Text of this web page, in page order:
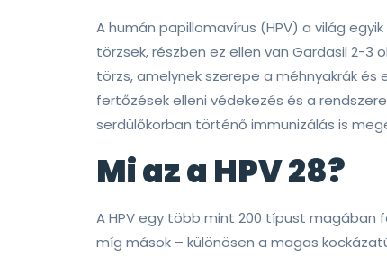
A humán papillomavírus (HPV) a világ
törzsek, részben ez ellen van Gardasil 2-3
törzs, amelynek szerepe a méhnyakrák
fertőzések elleni védekezés és a
serdülőkorban történő immunizálás is
Mi az a HPV 28?
A HPV egy több mint 200 típust magában
míg mások – különösen a magas